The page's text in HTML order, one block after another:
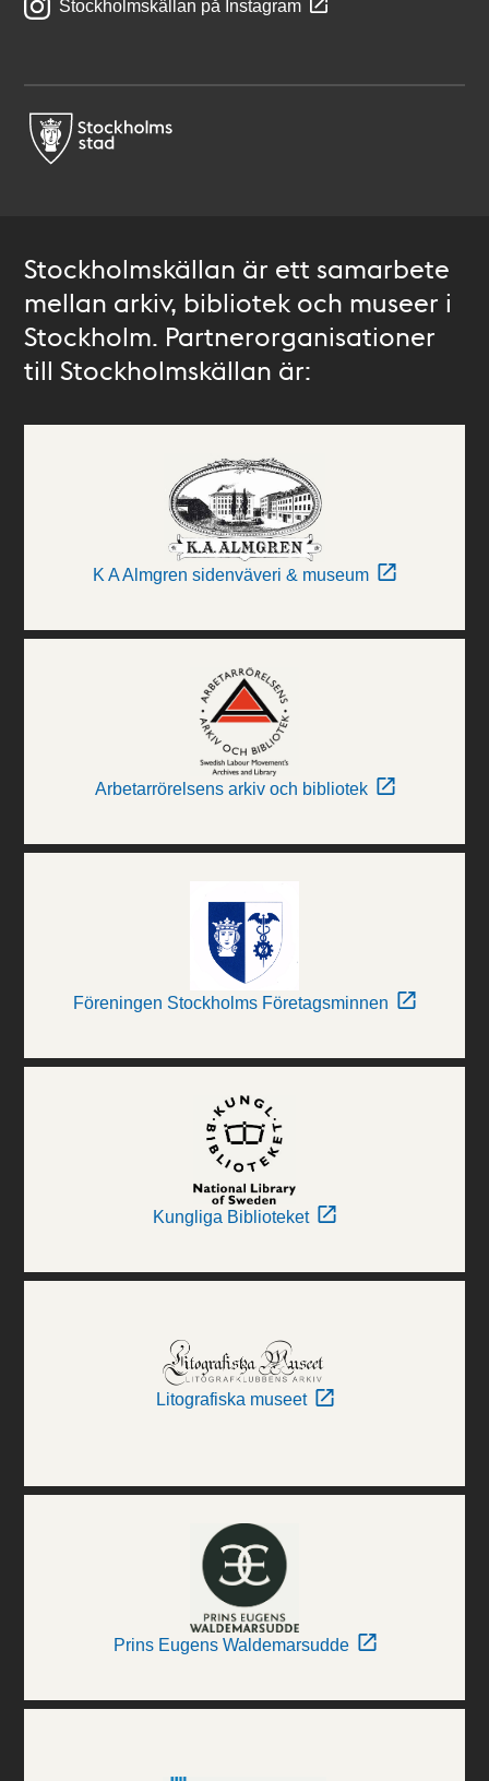
Stockholmskällan på Instagram
Stockholmskällan är ett samarbete
mellan arkiv, bibliotek och museer i
Stockholm. Partnerorganisationer
till Stockholmskällan är:
K A Almgren sidenväveri & museum
Arbetarrörelsens arkiv och bibliotek
Föreningen Stockholms Företagsminnen
Kungliga Biblioteket
Litografiska museet
Prins Eugens Waldemarsudde